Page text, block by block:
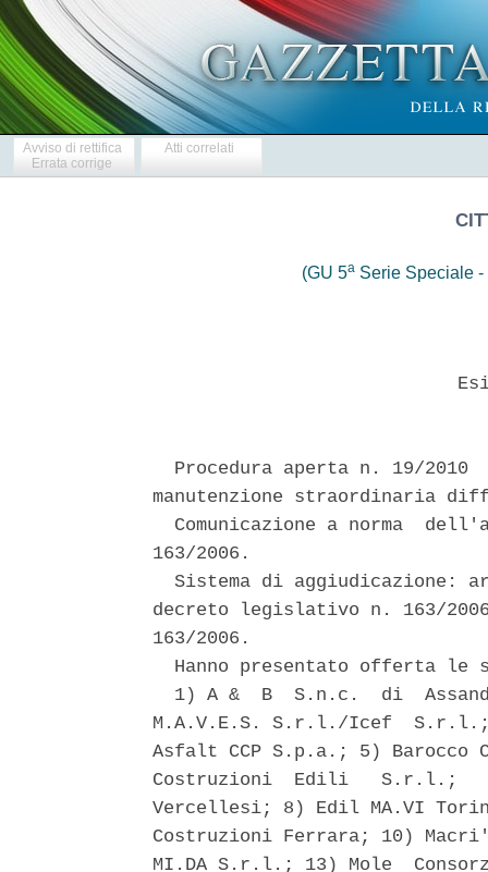
Avviso di rettifica
Errata corrige
Atti correlati
(GU 5aSerie Speciale -
Procedura aperta n. 19/2010
manutenzione straordinaria
Comunicazione a norma
163/2006.
Sistema di aggiudicazione:
decreto legislativo n. 163/
163/2006.
Hanno presentato offerta le
1) A &  B  S.n.c.  di
M.A.V.E.S. S.r.l./Icef
Asfalt CCP S.p.a.; 5)
Costruzioni  Edili   S.r.l.;
Vercellesi; 8) Edil MA.VI
Costruzioni Ferrara; 10)
MI.DA S.r.l.; 13) Mole